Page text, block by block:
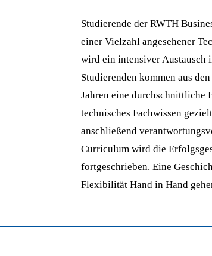
Studierende der RWTH
einer Vielzahl angesehener
wird ein intensiver Austausch
Studierenden kommen aus
Jahren eine durchschnittliche
technisches Fachwissen
anschließend
Curriculum wird die
fortgeschrieben. Eine
Flexibilität Hand in Hand